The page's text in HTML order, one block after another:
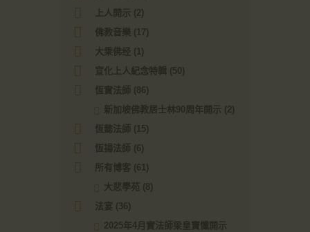
上人開示 (2)
佛教音樂 (17)
大乘佛经 (1)
宣化上人紀念特輯 (50)
恆實法師 (86)
新加坡佛教居士林90周年開示 (2)
恆懿法師 (15)
恆揚法師 (6)
所有博客 (61)
大悲學苑 (8)
法宴 (36)
2025年4月實法師梁皇寶懺開示